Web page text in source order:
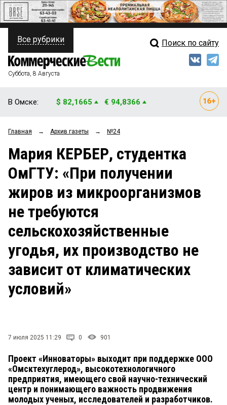
ПОЛИТИКА
ФИНАНСЫ
ОБЩЕСТВО
ЗАКОН
НОВОСТИ КОМПАНИЙ
ПРОИСШЕСТВИЯ
СТИЛЬ ЖИЗНИ
Свежий выпуск
Рейтинги
Блоги
Архив
Все рубрики Поиск по сайту
Суббота, 8 Августа
В Омске: $ 82,1665 € 94,8366
Главная → Архив газеты → №24
Мария КЕРБЕР, студентка
ОмГТУ: «При получении
жиров из микроорганизмов
не требуются
сельскохозяйственные
угодья, их производство не
зависит от климатических
условий»
7 июля 2025 11:29 0 901
Проект «Инноваторы» выходит при поддержке ООО
«Омсктехуглерод», высокотехнологичного
предприятия, имеющего свой научно-технический
центр и понимающего важность продвижения
молодых ученых, исследователей и разработчиков.